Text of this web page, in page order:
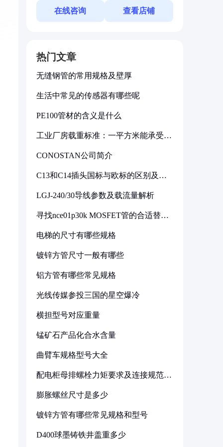
在线咨询 查看店铺
热门文章
无缝钢管的常用规格及壁厚
生活中常见的传感器有哪些呢
PE100管材的含义是什么
工业厂房载重标准：一平方米能承受多
CONOSTAN公司简介
C13和C14插头国标与欧标的区别及其
LGJ-240/30导线参数及载流量解析
寻找nce01p30k MOSFET管的合适替代
电梯的尺寸有哪些规格
镀锌方管尺寸一般有哪些
铝方管有哪些常见规格
光线传媒参投三国的星空爆冷
横担型号对应重量
锰矿石产品化合水含量
曲臂车规格型号大全
配电柜母排螺栓力矩要求及连接规范详
膨胀螺丝尺寸是多少
镀锌方管有哪些常见规格和型号
D400球墨铸铁井盖重多少